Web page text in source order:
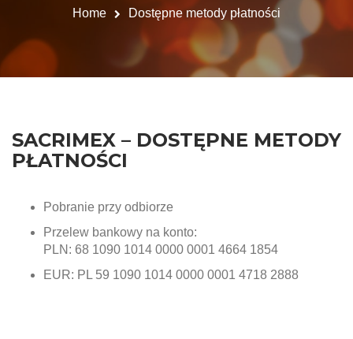
Home Dostępne metody płatności
SACRIMEX – DOSTĘPNE METODY
PŁATNOŚCI
Pobranie przy odbiorze
Przelew bankowy na konto:
PLN: 68 1090 1014 0000 0001 4664 1854
EUR: PL 59 1090 1014 0000 0001 4718 2888